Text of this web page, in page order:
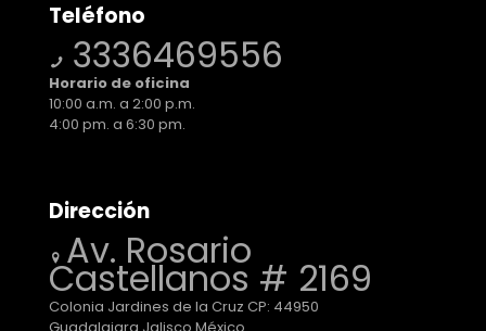
Teléfono
3336469556
Horario de oficina
10:00 a.m. a 2:00 p.m.
4:00 pm. a 6:30 pm.
Dirección
Av. Rosario
Castellanos # 2169
Colonia Jardines de la Cruz CP: 44950